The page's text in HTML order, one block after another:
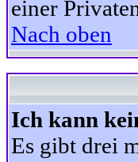
einer
Nach oben
Ich kann
Es gibt drei